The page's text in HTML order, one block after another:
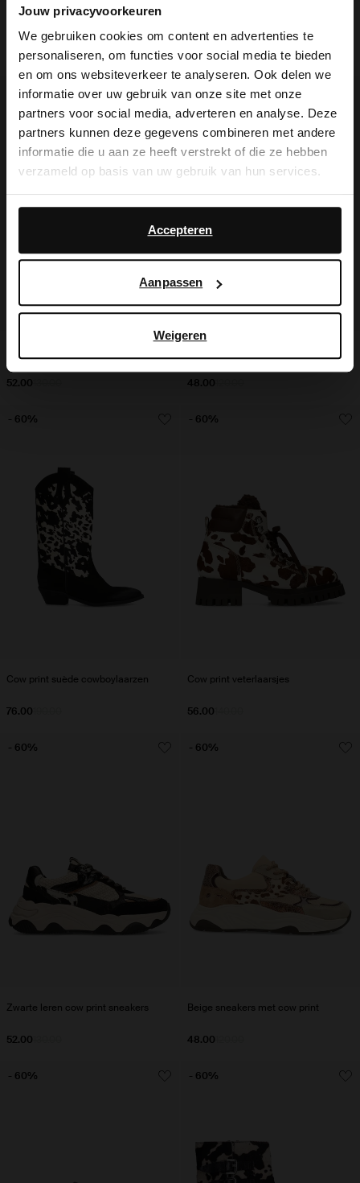
Jouw privacyvoorkeuren
We gebruiken cookies om content en advertenties te
personaliseren, om functies voor social media te bieden
en om ons websiteverkeer te analyseren. Ook delen we
informatie over uw gebruik van onze site met onze
partners voor social media, adverteren en analyse. Deze
partners kunnen deze gegevens combineren met andere
informatie die u aan ze heeft verstrekt of die ze hebben
verzameld op basis van uw gebruik van hun services.
Daarnaast werken wij samen met Google voor
advertentie- en meetdoeleinden. Meer informatie over
hoe Google uw persoonsgegevens gebruikt, vindt u op
Accepteren
Aanpassen
Weigeren
120.00
60.00 120.00
48.00
52.00
- 60%
48.00
- 60%
Cow print suède cowboylaarzen
76.00
- 60%
Cow print veterlaarsjes
56.00
- 60%
Zwarte leren cow print sneakers
52.00
- 60%
Beige sneakers met cow print
48.00
- 60%
- 60% - 60%
×
View this website in English?
It looks like your language isn't Dutch. Would
you like to switch to English?
English
No, stay in Dutch